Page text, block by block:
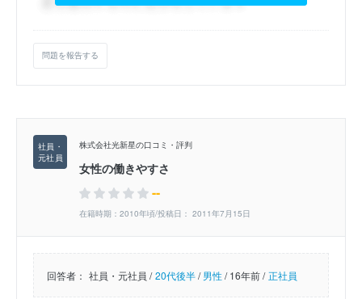
問題を報告する
株式会社光新星の口コミ・評判
女性の働きやすさ
--
在籍時期：2010年頃/投稿日： 2011年7月15日
回答者： 社員・元社員 / 20代後半/男性/16年前 / 正社員